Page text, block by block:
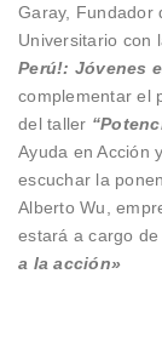
Garay, Fundador
Universitario con
Perú!: Jóvenes
complementar el
del taller
Ayuda en Acción
escuchar la
Alberto Wu,
estará a cargo
a la acción»